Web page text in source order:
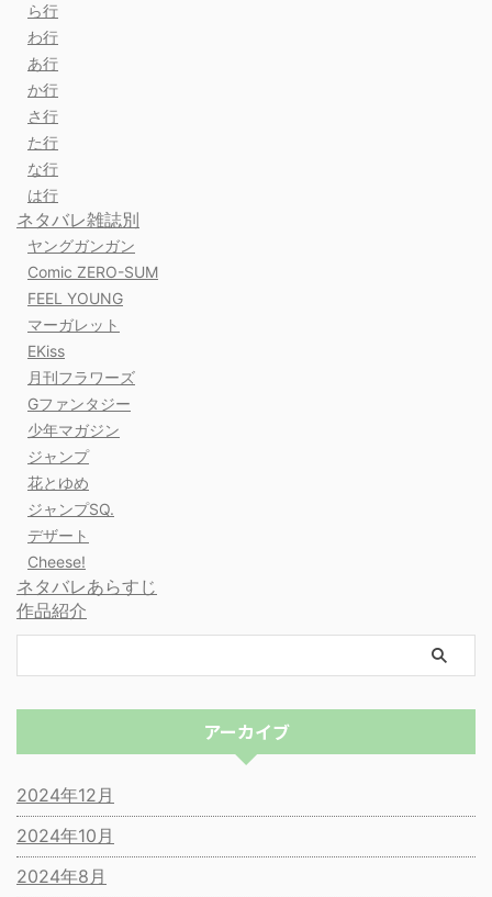
ら行
わ行
あ行
か行
さ行
た行
な行
は行
ネタバレ雑誌別
ヤングガンガン
Comic ZERO-SUM
FEEL YOUNG
マーガレット
EKiss
月刊フラワーズ
Gファンタジー
少年マガジン
ジャンプ
花とゆめ
ジャンプSQ.
デザート
Cheese!
ネタバレあらすじ
作品紹介
アーカイブ
2024年12月
2024年10月
2024年8月